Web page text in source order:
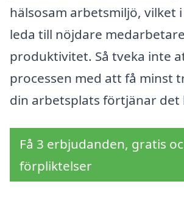
hälsosam arbetsmiljö, vilket
leda till nöjdare
produktivitet. Så tveka inte
processen med att få minst
din arbetsplats förtjänar det
Få 3 erbjudanden, gratis
förpliktelser